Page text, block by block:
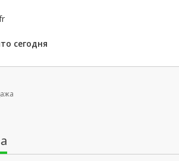
сегодня
Заблокированы
открытым